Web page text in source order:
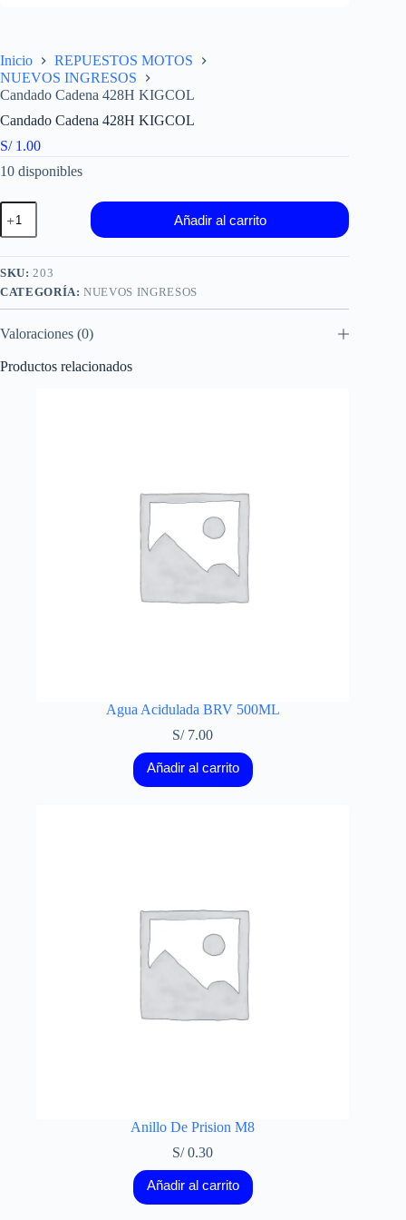
Inicio
REPUESTOS MOTOS
NUEVOS INGRESOS
Candado Cadena 428H KIGCOL
Candado Cadena 428H KIGCOL
S/1.00
10 disponibles
Candado
Cadena
428H
KIGCOL
cantidad
Añadir al carrito
SKU:203
CATEGORÍA:NUEVOS INGRESOS
Valoraciones (0)
Productos relacionados
Agua Acidulada BRV 500ML
S/7.00
Añadir al carrito
Anillo De Prision M8
S/0.30
Añadir al carrito